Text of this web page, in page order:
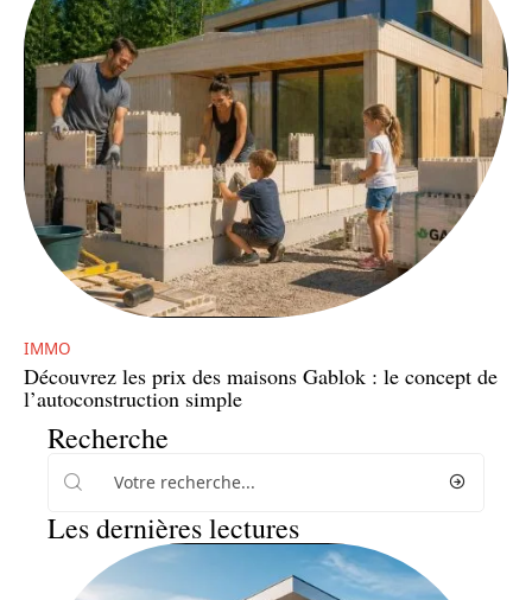
IMMO
Découvrez les prix des maisons Gablok : le concept de
l’autoconstruction simple
Recherche
Les dernières lectures